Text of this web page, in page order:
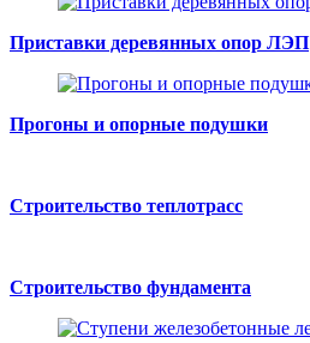
Приставки деревянных опор ЛЭП
Прогоны и опорные подушки
Строительство теплотрасс
Строительство фундамента